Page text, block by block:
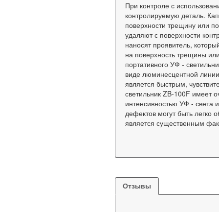
При контроле с
контролируемую деталь.
поверхности трещину или
удаляют с поверхности
наносят проявитель,
на поверхность трещины
портативного УФ -
виде люминесцентной
является быстрым,
светильник ZB-100F имеет
интенсивностью УФ - света
дефектов могут быть легко
является существенным
Отзывы